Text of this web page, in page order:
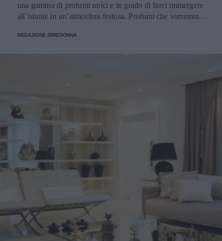
una gamma di profumi unici e in grado di farci immergere
all’istante in un’atmosfera festosa. Profumi che vorremmo
REDAZIONE DIREDONNA